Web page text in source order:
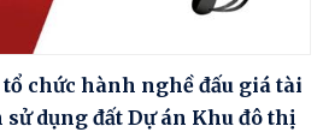
chức hành nghề đấu giá tài
sử dụng đất Dự án Khu đô thị